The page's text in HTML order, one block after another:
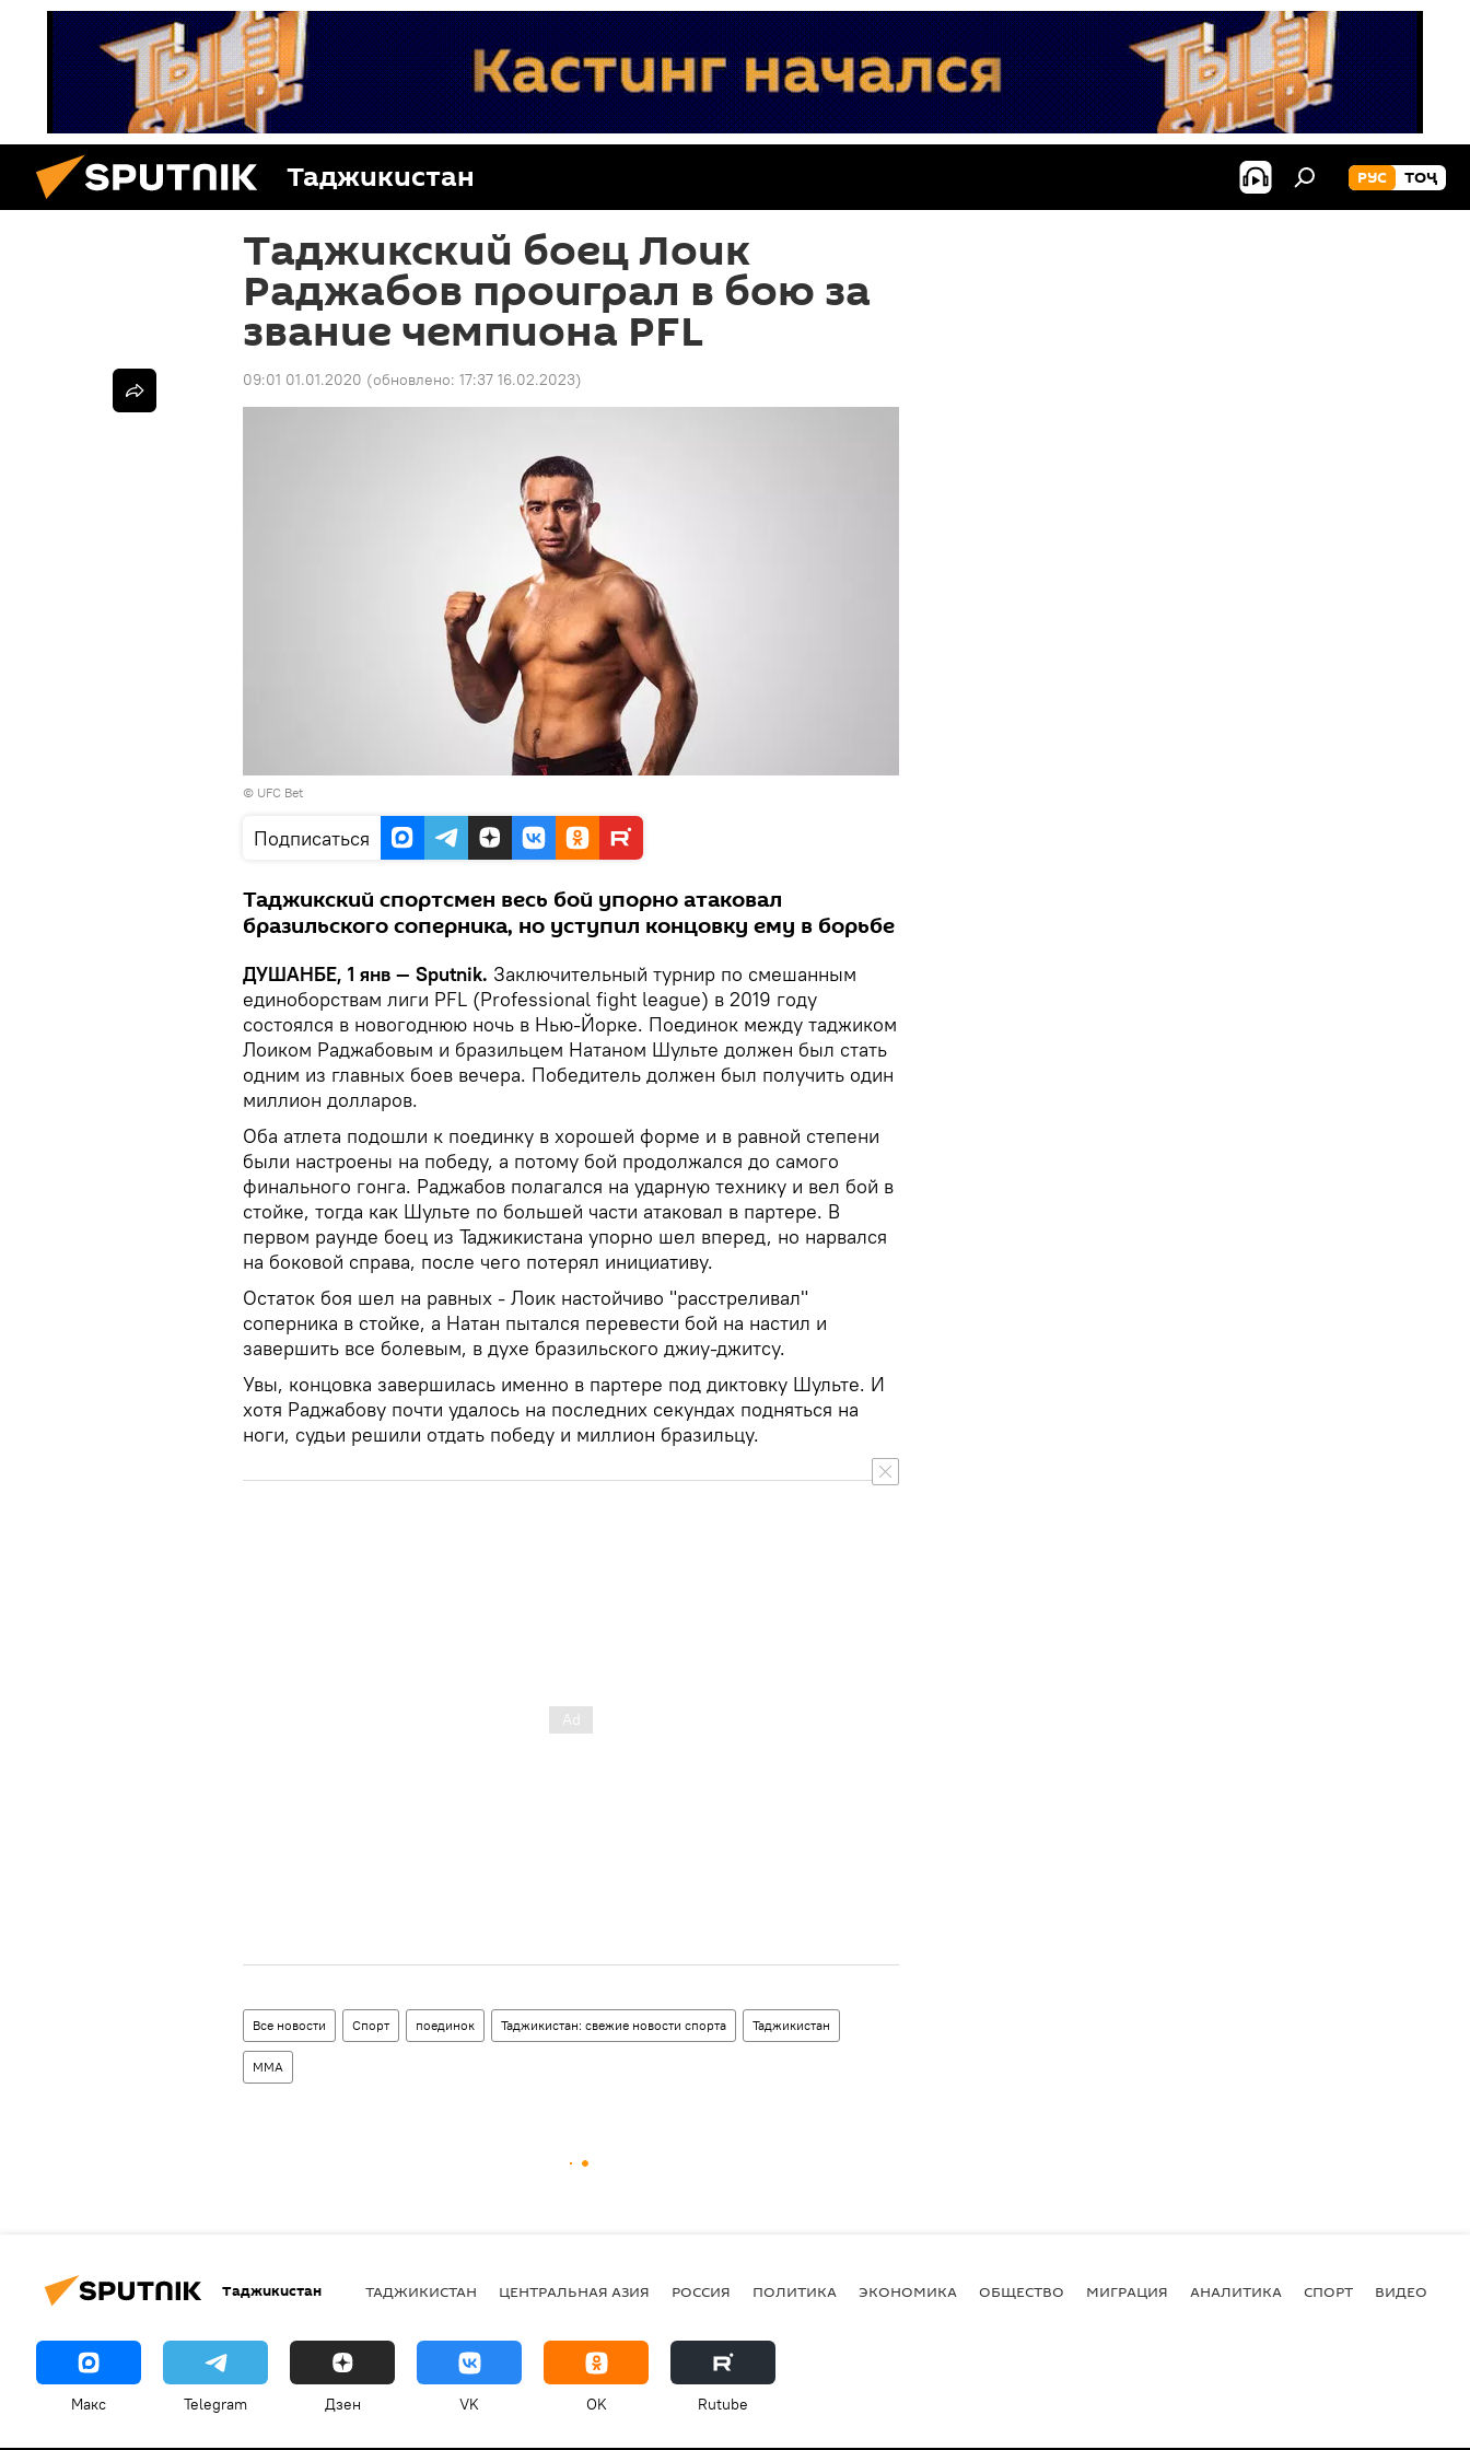
Таджикистан РУС ТОҶ
Таджикский боец Лоик
Раджабов проиграл в бою за
звание чемпиона PFL
09:01 01.01.2020 (обновлено: 17:37 16.02.2023)
© UFC Bet
Подписаться
Таджикский спортсмен весь бой упорно атаковал
бразильского соперника, но уступил концовку ему в борьбе
ДУШАНБЕ, 1 янв — Sputnik. Заключительный турнир по смешанным
единоборствам лиги PFL (Professional fight league) в 2019 году
состоялся в новогоднюю ночь в Нью-Йорке. Поединок между таджиком
Лоиком Раджабовым и бразильцем Натаном Шульте должен был стать
одним из главных боев вечера. Победитель должен был получить один
миллион долларов.
Оба атлета подошли к поединку в хорошей форме и в равной степени
были настроены на победу, а потому бой продолжался до самого
финального гонга. Раджабов полагался на ударную технику и вел бой в
стойке, тогда как Шульте по большей части атаковал в партере. В
первом раунде боец из Таджикистана упорно шел вперед, но нарвался
на боковой справа, после чего потерял инициативу.
Остаток боя шел на равных - Лоик настойчиво "расстреливал"
соперника в стойке, а Натан пытался перевести бой на настил и
завершить все болевым, в духе бразильского джиу-джитсу.
Увы, концовка завершилась именно в партере под диктовку Шульте. И
хотя Раджабову почти удалось на последних секундах подняться на
ноги, судьи решили отдать победу и миллион бразильцу.
Все новости Спорт поединок Таджикистан: свежие новости спорта Таджикистан
ММА
Таджикистан ТАДЖИКИСТАН ЦЕНТРАЛЬНАЯ АЗИЯ РОССИЯ ПОЛИТИКА ЭКОНОМИКА ОБЩЕСТВО МИГРАЦИЯ АНАЛИТИКА СПОРТ ВИДЕО
Макс Telegram Дзен VK OK Rutube